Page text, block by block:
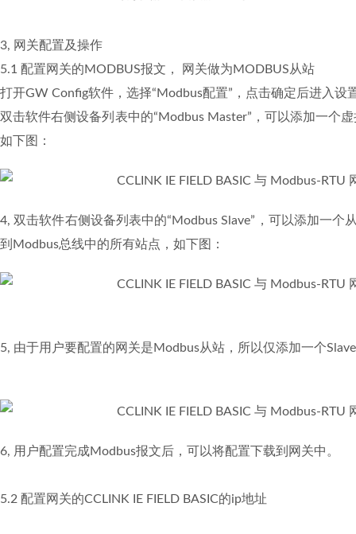
3, 网关配置及操作
5.1 配置网关的MODBUS报文 ， 网关做为MODBUS从站
打开GW Config软件，选择“Modbus配置”，点击确定后进入设
双击软件右侧设备列表中的“Modbus Master”，可以添加一个
如下图：
4, 双击软件右侧设备列表中的“Modbus Slave”，可以添加一
到Modbus总线中的所有站点，如下图：
5, 由于用户要配置的网关是Modbus从站，所以仅添加一个
6, 用户配置完成Modbus报文后，可以将配置下载到网关中。
5.2 配置网关的CCLINK IE FIELD BASIC的ip地址